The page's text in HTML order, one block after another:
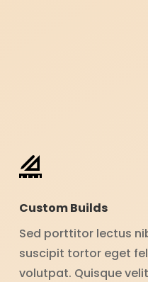
Custom Builds
Sed porttitor lectus
suscipit tortor eget
volutpat. Quisque